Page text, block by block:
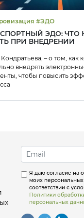
#Цифровизация #ЭДО
ЭДО: ЧТО
ПРИ ВНЕДРЕНИИ
– о том, как
внедрять
чтобы повысить
Я даю согласие на
моих
соответствии с
Политики
персональных